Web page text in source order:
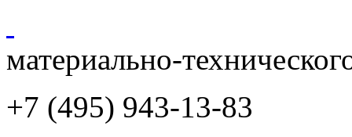
материально-
+7 (495) 943-13-83